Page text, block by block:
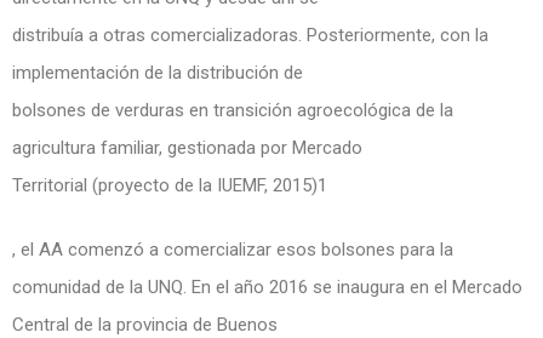
distribuía a otras comercializadoras. Posteriormente, con la
implementación de la distribución de
bolsones de verduras en transición agroecológica de la
agricultura familiar, gestionada por Mercado
Territorial (proyecto de la IUEMF, 2015)1
, el AA comenzó a comercializar esos bolsones para la
comunidad de la UNQ. En el año 2016 se inaugura en el Mercado
Central de la provincia de Buenos